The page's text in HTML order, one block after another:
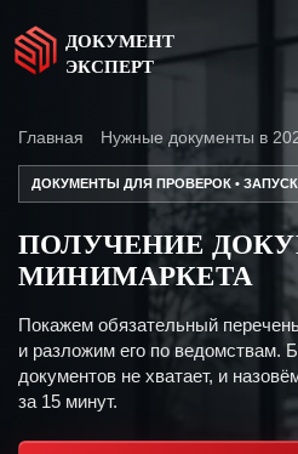
ДОКУМЕНТ
ЭКСПЕРТ
Главная Нужные документы в
ДОКУМЕНТЫ ДЛЯ ПРОВЕРОК •
ПОЛУЧЕНИЕ
МИНИМАРКЕТА
Покажем обязательный
и разложим его по ведомствам.
документов не хватает, и
за 15 минут.